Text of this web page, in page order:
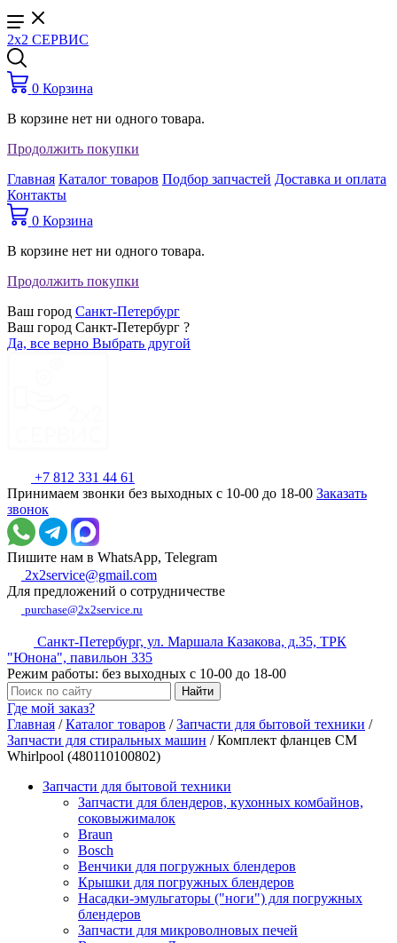
2x2 СЕРВИС
0 Корзина
В корзине нет ни одного товара.
Продолжить покупки
Главная Каталог товаров Подбор запчастей Доставка и оплата
Контакты
0 Корзина
В корзине нет ни одного товара.
Продолжить покупки
Ваш город Санкт-Петербург
Ваш город Санкт-Петербург ?
Да, все верно Выбрать другой
+7 812 331 44 61
Принимаем звонки без выходных с 10-00 до 18-00 Заказать
звонок
Пишите нам в WhatsApp, Telegram
2x2service@gmail.com
Для предложений о сотрудничестве
purchase@2x2service.ru
Санкт-Петербург, ул. Маршала Казакова, д.35, ТРК
"Юнона", павильон 335
Режим работы: без выходных с 10-00 до 18-00
Где мой заказ?
Главная /Каталог товаров /Запчасти для бытовой техники /
Запчасти для стиральных машин /Комплект фланцев СМ
Whirlpool (480110100802)
Запчасти для бытовой техники
Запчасти для блендеров, кухонных комбайнов,
соковыжималок
Braun
Bosch
Венчики для погружных блендеров
Крышки для погружных блендеров
Насадки-эмульгаторы ("ноги") для погружных
блендеров
Запчасти для микроволновых печей